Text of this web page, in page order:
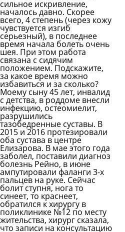
сильное искривление,
началось давно. Скорее
всего, 4 степень (через кожу
чувствуется изгиб
серьезный), в последнее
время начала болеть очень
шея. При этом работа
связана с сидячим
положением. Подскажите,
за какое время можно
избавиться и за сколько?
Моему сыну 45 лет, инвалид
с детства, в роддоме внесли
инфекцию, остеомиелит,
разрушились
тазобедренные суставы. В
2015 и 2016 протезировали
оба сустава в центре
Елизарова. В мае этого года
заболел, поставили диагноз
болезнь Рейно, в июне
ампутировали фаланги 3-х
пальцев на руке. Сейчас
болит ступня, нога то
синеет, то краснеет,
обратился к хирургу в
поликлинике №12 по месту
жительства, хирург сказала,
что записи на консультацию